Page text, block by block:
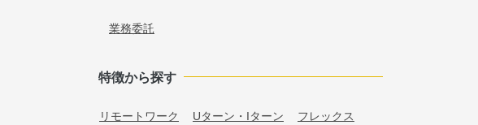
業務委託
特徴から探す
リモートワーク Uターン・Iターン フレックス